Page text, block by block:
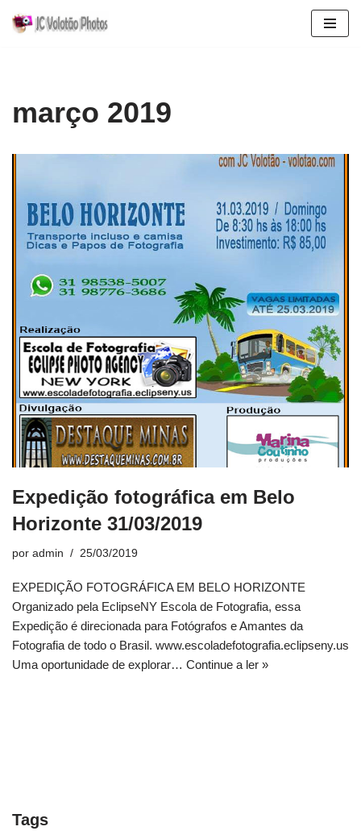
março 2019
Expedição fotográfica em Belo
Horizonte 31/03/2019
por admin 25/03/2019
EXPEDIÇÃO FOTOGRÁFICA EM BELO HORIZONTE
Organizado pela EclipseNY Escola de Fotografia, essa
Expedição é direcionada para Fotógrafos e Amantes da
Fotografia de todo o Brasil. www.escoladefotografia.eclipseny.us
Uma oportunidade de explorar… Continue a ler »
Tags